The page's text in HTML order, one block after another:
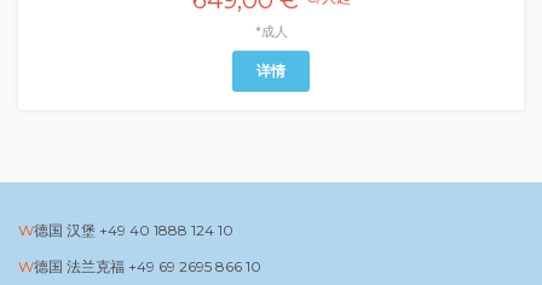
*成人
详情
德国 汉堡 +49 40 1888 124 10
德国 法兰克福 +49 69 2695 866 10